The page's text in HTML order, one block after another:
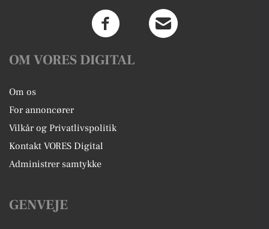
OM VORES DIGITAL
Om os
For annoncører
Vilkår og Privatlivspolitik
Kontakt VORES Digital
Administrer samtykke
GENVEJE